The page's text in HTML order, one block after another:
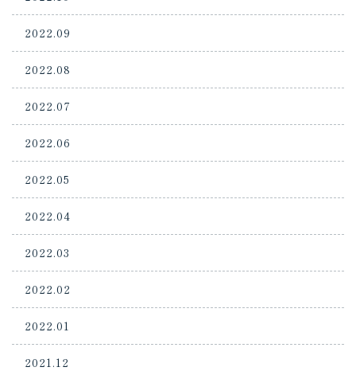
2022.09
2022.08
2022.07
2022.06
2022.05
2022.04
2022.03
2022.02
2022.01
2021.12